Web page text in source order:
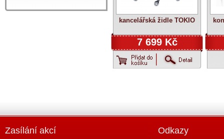
kancelářská židle TOKIO
7 699 Kč
Zasílání akcí Odkazy